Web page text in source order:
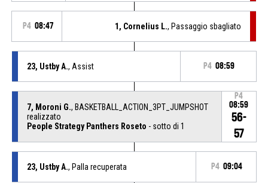
P4 08:47 1, Cornelius L., Passaggio sbagliato
23, Ustby A., Assist P4 08:59
7, Moroni G., BASKETBALL_ACTION_3PT_JUMPSHOT
realizzato
People Strategy Panthers Roseto - sotto di 1
P4
08:59
56-
57
23, Ustby A., Palla recuperata P4 09:04